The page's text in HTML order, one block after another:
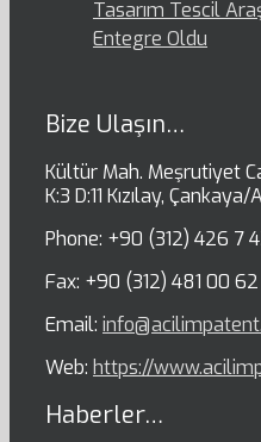
Tasarım Tescil
Entegre Oldu
Bize Ulaşın…
Kültür Mah. Meşrutiyet
K:3 D:11 Kızılay, Çankaya/
Phone: +90 (312) 426 7
Fax: +90 (312) 481 00 62
Email:
Web: https://
Haberler…